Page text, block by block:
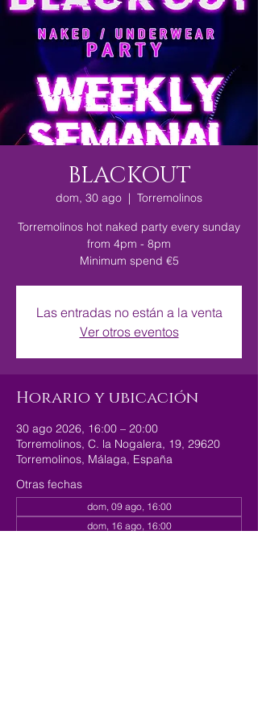
BLACKOUT
dom, 30 ago
  |
Torremolinos
Torremolinos hot naked party every sunday
from 4pm - 8pm
Minimum spend €5
Las entradas no están a la venta
Ver otros eventos
Horario y ubicación
30 ago 2026, 16:00 – 20:00
Torremolinos, C. la Nogalera, 19, 29620
Torremolinos, Málaga, España
Otras fechas
dom, 09 ago, 16:00
dom, 16 ago, 16:00